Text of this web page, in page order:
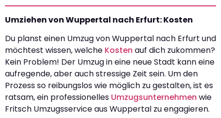
Umziehen von Wuppertal nach Erfurt: Kosten
Du planst einen Umzug von Wuppertal nach Erfurt und
möchtest wissen, welche Kosten auf dich zukommen?
Kein Problem! Der Umzug in eine neue Stadt kann eine
aufregende, aber auch stressige Zeit sein. Um den
Prozess so reibungslos wie möglich zu gestalten, ist es
ratsam, ein professionelles Umzugsunternehmen wie
Fritsch Umzugsservice aus Wuppertal zu engagieren.